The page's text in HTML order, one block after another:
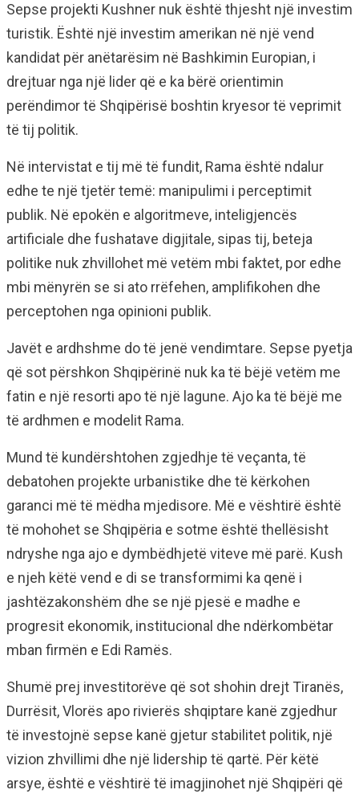
Sepse projekti Kushner nuk është thjesht një investim
turistik. Është një investim amerikan në një vend
kandidat për anëtarësim në Bashkimin Europian, i
drejtuar nga një lider që e ka bërë orientimin
perëndimor të Shqipërisë boshtin kryesor të veprimit
të tij politik.
Në intervistat e tij më të fundit, Rama është ndalur
edhe te një tjetër temë: manipulimi i perceptimit
publik. Në epokën e algoritmeve, inteligjencës
artificiale dhe fushatave digjitale, sipas tij, beteja
politike nuk zhvillohet më vetëm mbi faktet, por edhe
mbi mënyrën se si ato rrëfehen, amplifikohen dhe
perceptohen nga opinioni publik.
Javët e ardhshme do të jenë vendimtare. Sepse pyetja
që sot përshkon Shqipërinë nuk ka të bëjë vetëm me
fatin e një resorti apo të një lagune. Ajo ka të bëjë me
të ardhmen e modelit Rama.
Mund të kundërshtohen zgjedhje të veçanta, të
debatohen projekte urbanistike dhe të kërkohen
garanci më të mëdha mjedisore. Më e vështirë është
të mohohet se Shqipëria e sotme është thellësisht
ndryshe nga ajo e dymbëdhjetë viteve më parë. Kush
e njeh këtë vend e di se transformimi ka qenë i
jashtëzakonshëm dhe se një pjesë e madhe e
progresit ekonomik, institucional dhe ndërkombëtar
mban firmën e Edi Ramës.
Shumë prej investitorëve që sot shohin drejt Tiranës,
Durrësit, Vlorës apo rivierës shqiptare kanë zgjedhur
të investojnë sepse kanë gjetur stabilitet politik, një
vizion zhvillimi dhe një lidership të qartë. Për këtë
arsye, është e vështirë të imagjinohet një Shqipëri që